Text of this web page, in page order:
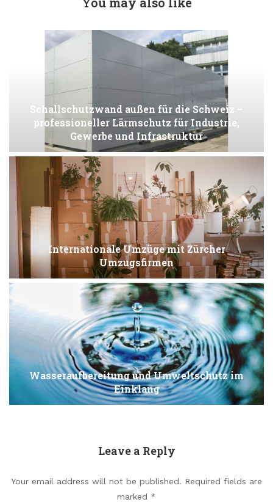
Schallschutzwand außen für die Schweiz –
professioneller Lärmschutz für Industrie,
Gewerbe und Infrastruktur
Internationale Umzüge mit Zürcher
Umzugsfirmen
Wasseraufbereitung und Umweltschutz im
Einklang
Leave a Reply
Your email address will not be published. Required fields are
marked *